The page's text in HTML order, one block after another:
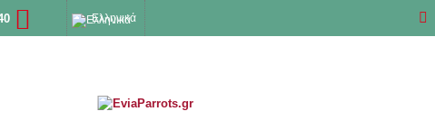
Ελληνικά